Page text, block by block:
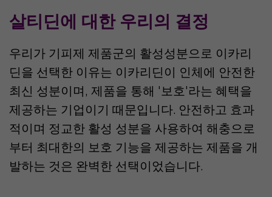
살티딘에 대한 우리의 결정
우리가 기피제 제품군의 활성성분으로 이카리
딘을 선택한 이유는 이카리딘이 인체에 안전한
최신 성분이며, 제품을 통해 '보호'라는 혜택을
제공하는 기업이기 때문입니다. 안전하고 효과
적이며 정교한 활성 성분을 사용하여 해충으로
부터 최대한의 보호 기능을 제공하는 제품을 개
발하는 것은 완벽한 선택이었습니다.